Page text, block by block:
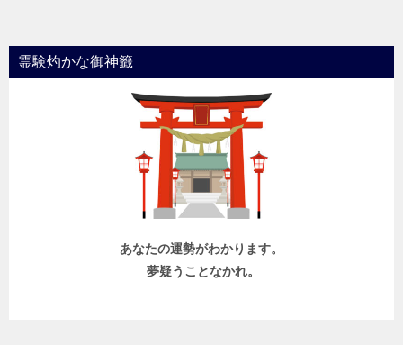
霊験灼かな御神籤
あなたの運勢がわかります。
夢疑うことなかれ。